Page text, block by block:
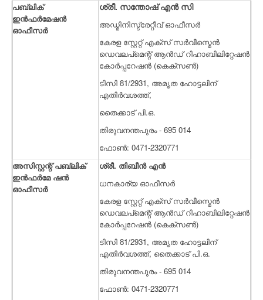
പബ്ലിക്
ഇൻഫർമേഷൻ
ഓഫീസർ
ശ്രീ. സന്തോഷ് എൻ സി
അഡ്മിനിസ്ട്രേറ്റീവ് ഓഫീസർ
കേരള സ്റ്റേറ്റ് എക്സ് സർവീസ്മെൻ
ഡെവലപ്മെന്റ് ആൻഡ് റിഹാബിലിറ്റേഷൻ
കോർപ്പറേഷൻ (കെക്സൺ)
ടിസി 81/2931, അമൃത ഹോട്ടലിന്
എതിർവശത്ത്,
തൈക്കാട് പി.ഒ.
തിരുവനന്തപുരം - 695 014
ഫോൺ: 0471-2320771
അസിസ്റ്റന്റ് പബ്ലിക്
ഇൻഫർമേ ഷൻ
ഓഫീസർ
ശ്രീ. തിബീൻ എൻ
ധനകാര്യ ഓഫീസർ
കേരള സ്റ്റേറ്റ് എക്സ് സർവീസ്മെൻ
ഡെവലപ്മെന്റ് ആൻഡ് റിഹാബിലിറ്റേഷൻ
കോർപ്പറേഷൻ (കെക്സൺ)
ടിസി 81/2931, അമൃത ഹോട്ടലിന്
എതിർവശത്ത്, തൈക്കാട് പി.ഒ.
തിരുവനന്തപുരം - 695 014
ഫോൺ: 0471-2320771